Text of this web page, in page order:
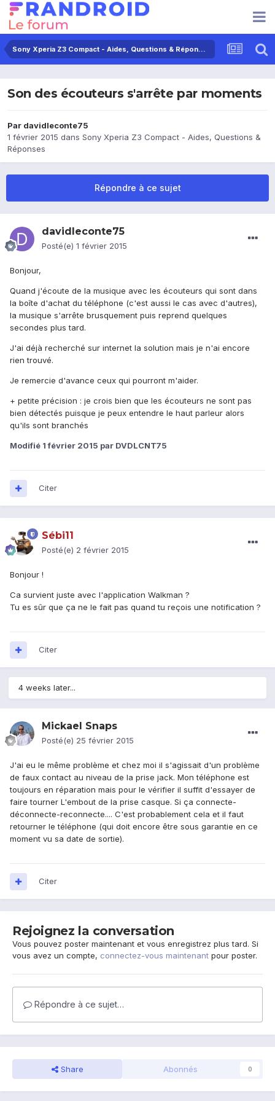
Sony Xperia Z3 Compact - Aides, Questions & Réponses
Son des écouteurs s'arrête par moments
Par davidleconte75
1 février 2015 dans Sony Xperia Z3 Compact - Aides, Questions &
Réponses
Répondre à ce sujet
davidleconte75
Posté(e) 1 février 2015
Bonjour,
Quand j'écoute de la musique avec les écouteurs qui sont dans
la boîte d'achat du téléphone (c'est aussi le cas avec d'autres),
la musique s'arrête brusquement puis reprend quelques
secondes plus tard.
J'ai déjà recherché sur internet la solution mais je n'ai encore
rien trouvé.
Je remercie d'avance ceux qui pourront m'aider.
+ petite précision : je crois bien que les écouteurs ne sont pas
bien détectés puisque je peux entendre le haut parleur alors
qu'ils sont branchés
Modifié 1 février 2015 par DVDLCNT75
Citer
Sébi11
Posté(e) 2 février 2015
Bonjour !
Ca survient juste avec l'application Walkman ?
Tu es sûr que ça ne le fait pas quand tu reçois une notification ?
Citer
4 weeks later...
Mickael Snaps
Posté(e) 25 février 2015
J'ai eu le même problème et chez moi il s'agissait d'un problème
de faux contact au niveau de la prise jack. Mon téléphone est
toujours en réparation mais pour le vérifier il suffit d'essayer de
faire tourner L'embout de la prise casque. Si ça connecte-
déconnecte-reconnecte.... C'est probablement cela et il faut
retourner le téléphone (qui doit encore être sous garantie en ce
moment vu sa date de sortie).
Citer
Rejoignez la conversation
Vous pouvez poster maintenant et vous enregistrez plus tard. Si
vous avez un compte, connectez-vous maintenant pour poster.
Répondre à ce sujet…
Share Abonnés 0